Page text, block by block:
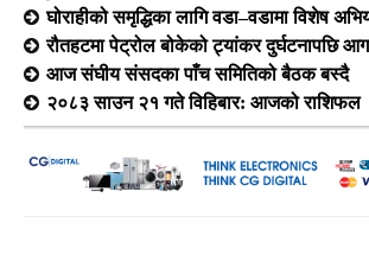
घोराहीको समृद्धिका लागि वडा–वडामा विशेष
रौतहटमा पेट्रोल बोकेको ट्यांकर दुर्घटनापछि
आज संघीय संसदका पाँच समितिको बैठक बस्दै
२०८३ साउन २१ गते विहिबार: आजको राशिफल